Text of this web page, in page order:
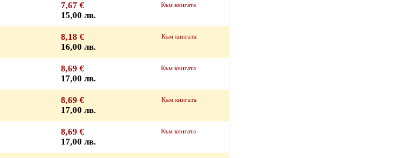
7,67 €
15,00 лв.
Към книгата
8,18 €
16,00 лв.
Към книгата
8,69 €
17,00 лв.
Към книгата
8,69 €
17,00 лв.
Към книгата
8,69 €
17,00 лв.
Към книгата